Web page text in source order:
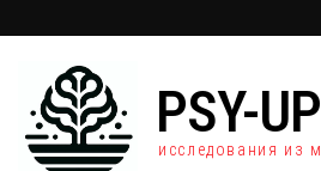
PSY-
исследования из